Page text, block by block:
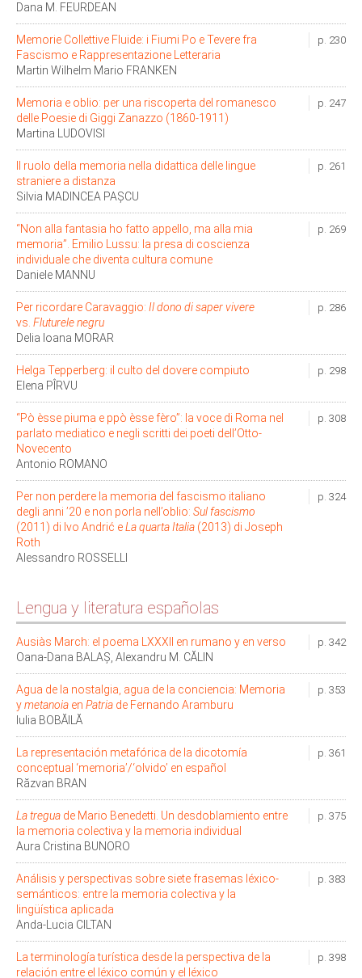
Dana M. FEURDEAN
p. 230
Memorie Collettive Fluide: i Fiumi Po e Tevere fra
Fascismo e Rappresentazione Letteraria
Martin Wilhelm Mario FRANKEN
p. 247
Memoria e oblio: per una riscoperta del romanesco
delle Poesie di Giggi Zanazzo (1860-1911)
Martina LUDOVISI
p. 261
Il ruolo della memoria nella didattica delle lingue
straniere a distanza
Silvia MADINCEA PAȘCU
p. 269
“Non alla fantasia ho fatto appello, ma alla mia
memoria”. Emilio Lussu: la presa di coscienza
individuale che diventa cultura comune
Daniele MANNU
p. 286
Per ricordare Caravaggio: Il dono di saper vivere
vs. Fluturele negru
Delia Ioana MORAR
p. 298
Helga Tepperberg: il culto del dovere compiuto
Elena PÎRVU
p. 308
“Pò èsse piuma e ppò èsse fèro”: la voce di Roma nel
parlato mediatico e negli scritti dei poeti dell’Otto-
Novecento
Antonio ROMANO
p. 324
Per non perdere la memoria del fascismo italiano
degli anni ’20 e non porla nell’oblio: Sul fascismo
(2011) di Ivo Andrić eLa quarta Italia (2013) di Joseph
Roth
Alessandro ROSSELLI
Lengua y literatura españolas
p. 342
Ausiàs March: el poema LXXXII en rumano y en verso
Oana-Dana BALAȘ, Alexandru M. CĂLIN
p. 353
Agua de la nostalgia, agua de la conciencia: Memoria
ymetanoia en Patria de Fernando Aramburu
Iulia BOBĂILĂ
p. 361
La representación metafórica de la dicotomía
conceptual ‘memoria’/‘olvido’ en español
Răzvan BRAN
p. 375
La tregua de Mario Benedetti. Un desdoblamiento entre
la memoria colectiva y la memoria individual
Aura Cristina BUNORO
p. 383
Análisis y perspectivas sobre siete frasemas léxico-
semánticos: entre la memoria colectiva y la
lingüística aplicada
Anda-Lucia CILTAN
p. 398
La terminología turística desde la perspectiva de la
relación entre el léxico común y el léxico